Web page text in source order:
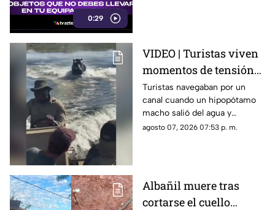
0:29
VIDEO | Turistas viven
momentos de tensión
al escapar de un
hipopótamo en un río
de Botsuana
Turistas navegaban por un
canal cuando un hipopótamo
macho salió del agua y
comenzó a seguir la
agosto 07, 2026 07:53 p. m.
Albañil muere tras
cortarse el cuello